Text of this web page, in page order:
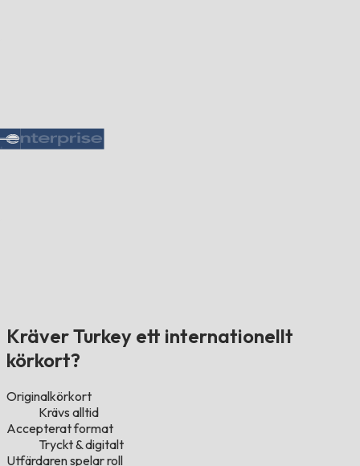
Kräver Turkey ett internationellt
körkort?
Originalkörkort
Krävs alltid
Accepterat format
Tryckt & digitalt
Utfärdaren spelar roll